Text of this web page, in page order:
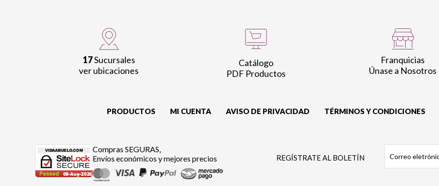
17Sucursales
ver ubicaciones
Catálogo
PDF Productos
Franquicias
Únase a Nosotros
PRODUCTOS MI CUENTA AVISO DE PRIVACIDAD TÉRMINOS Y CONDICIONES
Compras SEGURAS,
Envíos económicos y mejores precios
REGÍSTRATE AL BOLETÍN